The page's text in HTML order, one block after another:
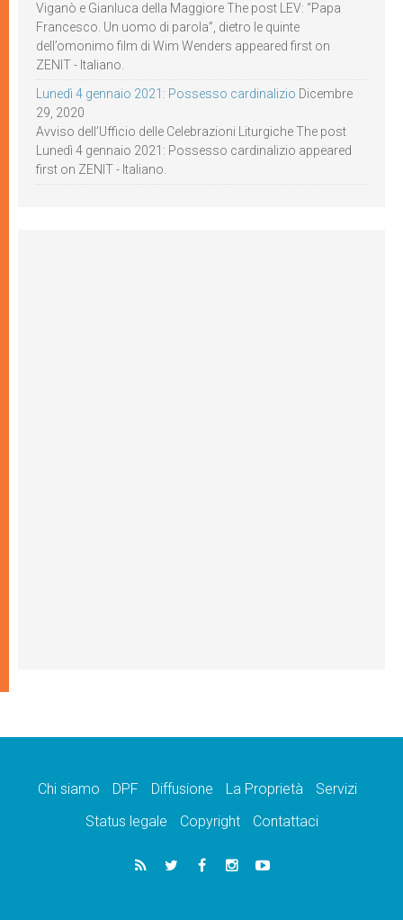
Viganò e Gianluca della Maggiore The post LEV: “Papa
Francesco. Un uomo di parola”, dietro le quinte
dell’omonimo film di Wim Wenders appeared first on
ZENIT - Italiano.
Lunedì 4 gennaio 2021: Possesso cardinalizio Dicembre
29, 2020
Avviso dell’Ufficio delle Celebrazioni Liturgiche The post
Lunedì 4 gennaio 2021: Possesso cardinalizio appeared
first on ZENIT - Italiano.
Chi siamo DPF Diffusione La Proprietà
Servizi
Status legale
Copyright Contattaci